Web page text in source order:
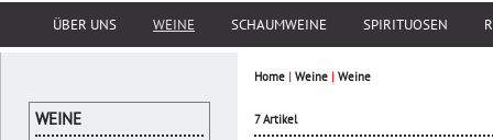
ÜBER UNS WEINE SCHAUMWEINE SPIRITUOSEN
Home | Weine | Weine
7 Artikel
WEINE